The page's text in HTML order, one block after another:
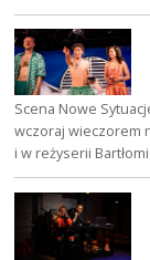
Scena Nowe
wczoraj wieczorem
i w reżyserii